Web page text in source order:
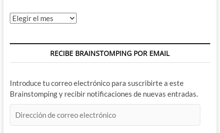
Archivos
RECIBE BRAINSTOMPING POR EMAIL
Introduce tu correo electrónico para suscribirte a este
Brainstomping y recibir notificaciones de nuevas entradas.
de